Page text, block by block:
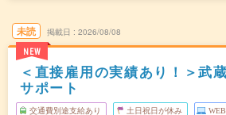
未読
NEW
掲載日 2026/08/08
＜直接雇用の実績あり！＞武
サポート
交通費別途支給あり 土日祝日が休み